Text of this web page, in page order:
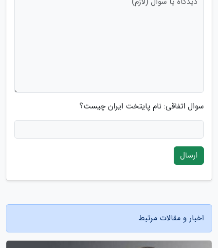
سوال اتفاقی: نام پایتخت ایران چیست؟
ارسال
اخبار و مقالات مرتبط